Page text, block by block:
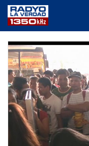
PUBLIC SERVICE
ANNOUNCEMENTS
PROGRAMS
ABOUT
CONTACT US